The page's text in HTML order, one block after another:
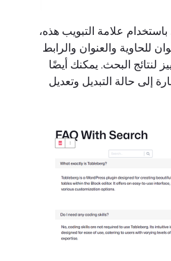
باستخدام علامة التبويب هذه،
والعنوان والرابط
لنتائج البحث. يمكنك أيضًا
إلى حالة التبديل وتعديل